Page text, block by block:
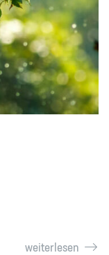
weiterlesen